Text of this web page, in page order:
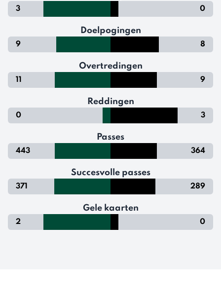
3 0
Doelpogingen
9 8
Overtredingen
11 9
Reddingen
0 3
Passes
443 364
Succesvolle passes
371 289
Gele kaarten
2 0